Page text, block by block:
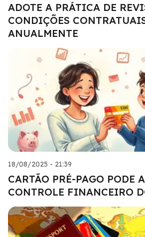
ADOTE A PRÁTICA DE
CONDIÇÕES
ANUALMENTE
18/08/2025 - 21:39
CARTÃO PRÉ-PAGO PODE
CONTROLE FINANCEIRO